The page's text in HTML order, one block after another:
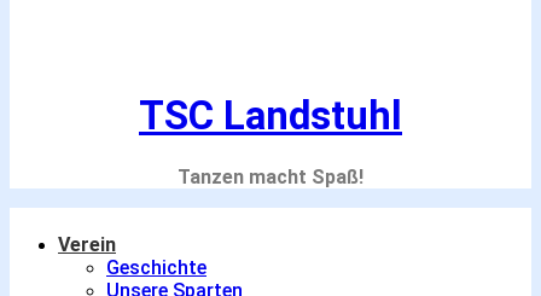
TSC Landstuhl
Tanzen macht Spaß!
Verein
Geschichte
Unsere Sparten